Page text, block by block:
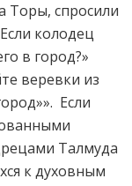
Торы, спросили
колодец
в город?»
веревки из
Если
Талмуда
к духовным